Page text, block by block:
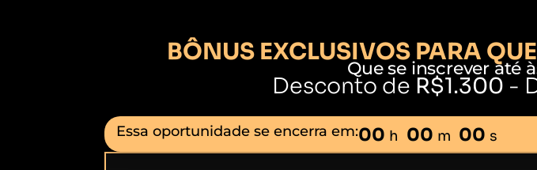
BÔNUS EXCLUSIVOS PARA
Que se inscrever até
Desconto de R$1.300 -
Essa oportunidade se encerra em:00 h 00 m 00 s